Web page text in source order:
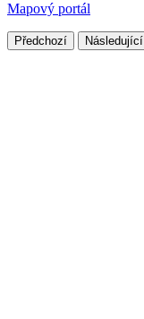
Mapový portál
Předchozí Následující